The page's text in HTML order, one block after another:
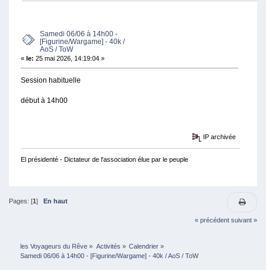
Samedi 06/06 à 14h00 -
[Figurine/Wargame] - 40k /
AoS / ToW
« le: 25 mai 2026, 14:19:04 »
Session habituelle
début à 14h00
IP archivée
El présidenté - Dictateur de l'association élue par le peuple
Pages: [1] En haut
« précédent suivant »
les Voyageurs du Rêve » Activités » Calendrier»
Samedi 06/06 à 14h00 - [Figurine/Wargame] - 40k / AoS / ToW